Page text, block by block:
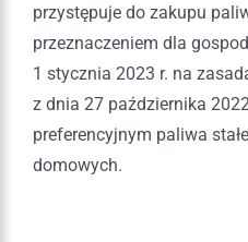
przystępuje do zakupu
przeznaczeniem dla
1 stycznia 2023 r. na
z dnia 27 października
preferencyjnym paliwa
domowych.